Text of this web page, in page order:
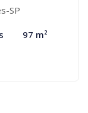
SP
97 m²